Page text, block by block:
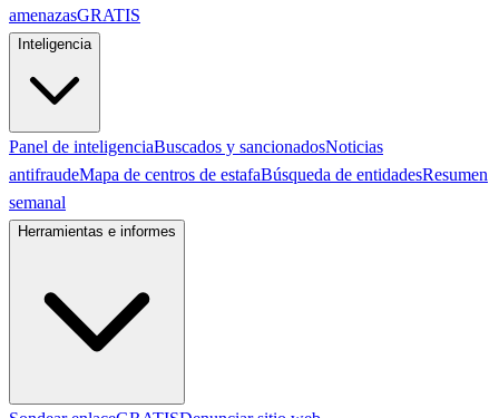
amenazasGRATIS
Inteligencia
Panel de inteligenciaBuscados y sancionadosNoticias
antifraudeMapa de centros de estafaBúsqueda de entidadesResumen
semanal
Herramientas e informes